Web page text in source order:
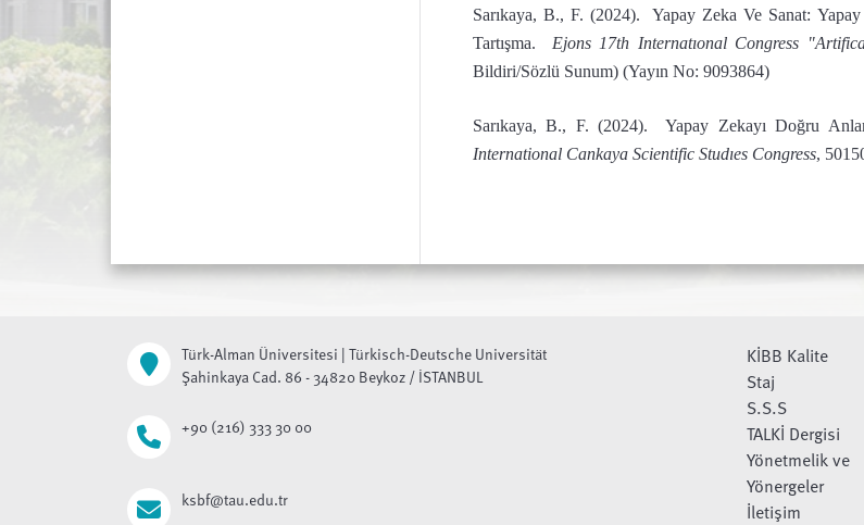
Sarıkaya, B., F. (2024). Yapay Zeka Ve Sanat:
Tartışma. Ejons 17th Internatıonal Congress
Bildiri/Sözlü Sunum) (Yayın No: 9093864)
Sarıkaya, B., F. (2024). Yapay Zekayı Doğru
International Cankaya Scientific Studıes Congress,
Türk-Alman Üniversitesi | Türkisch-Deutsche Universität
Şahinkaya Cad. 86 - 34820 Beykoz / İSTANBUL
+90 (216) 333 30 00
ksbf@tau.edu.tr
KİBB Kalite
Staj
S.S.S
TALKİ Dergisi
Yönetmelik ve
Yönergeler
İletişim